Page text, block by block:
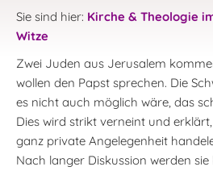
Sie sind hier: Kirche & Theologie
Witze
Zwei Juden aus Jerusalem
wollen den Papst sprechen. Die
es nicht auch möglich wäre, das
Dies wird strikt verneint und
ganz private Angelegenheit
Nach langer Diskussion werden